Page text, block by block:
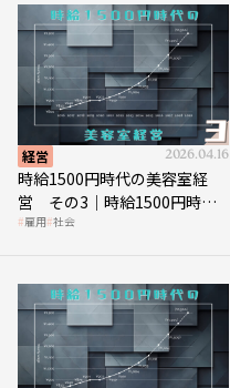
経営 2026.04.16
時給1500円時代の美容室経
営 その3｜時給1500円時
代、美容業はどのような影響
雇用 社会